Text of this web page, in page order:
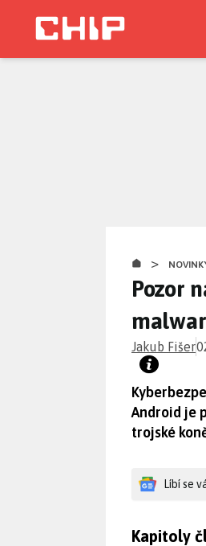
>
Pozor
Jakub Fišer
Android je
trojské
Líbí se
Kapitoly